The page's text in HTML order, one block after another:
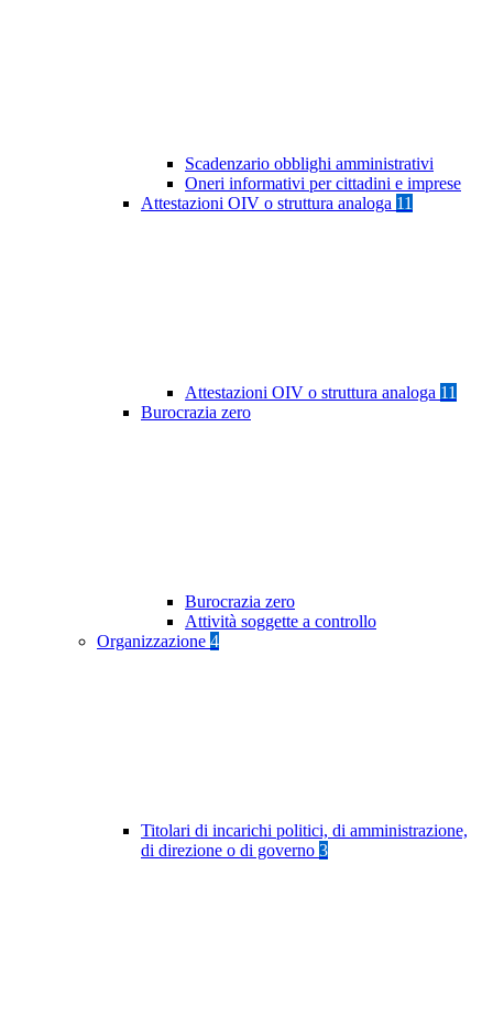
Scadenzario obblighi amministrativi
Oneri informativi per cittadini e imprese
Attestazioni OIV o struttura analoga 11
Attestazioni OIV o struttura analoga 11
Burocrazia zero
Burocrazia zero
Attività soggette a controllo
Organizzazione 4
Titolari di incarichi politici, di amministrazione,
di direzione o di governo 3